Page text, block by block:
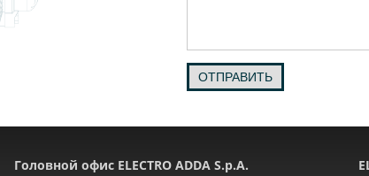
ОТПРАВИТЬ
Головной офис ELECTRO ADDA S.p.A.